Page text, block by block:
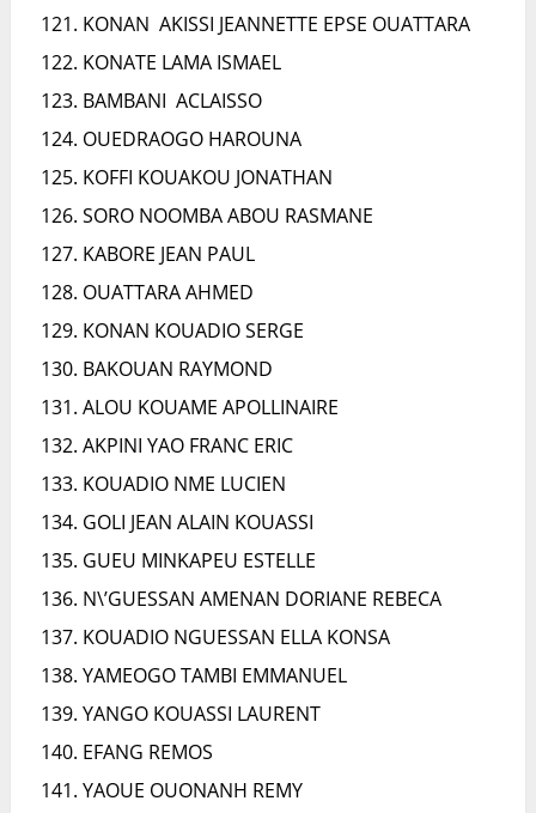
KONAN AKISSI JEANNETTE EPSE OUATTARA
KONATE LAMA ISMAEL
BAMBANI ACLAISSO
OUEDRAOGO HAROUNA
KOFFI KOUAKOU JONATHAN
SORO NOOMBA ABOU RASMANE
KABORE JEAN PAUL
OUATTARA AHMED
KONAN KOUADIO SERGE
BAKOUAN RAYMOND
ALOU KOUAME APOLLINAIRE
AKPINI YAO FRANC ERIC
KOUADIO NME LUCIEN
GOLI JEAN ALAIN KOUASSI
GUEU MINKAPEU ESTELLE
N\’GUESSAN AMENAN DORIANE REBECA
KOUADIO NGUESSAN ELLA KONSA
YAMEOGO TAMBI EMMANUEL
YANGO KOUASSI LAURENT
EFANG REMOS
YAOUE OUONANH REMY